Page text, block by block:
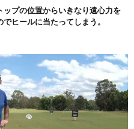
ップの位置からいきなり遠心力を
ヒールに当たってしまう。